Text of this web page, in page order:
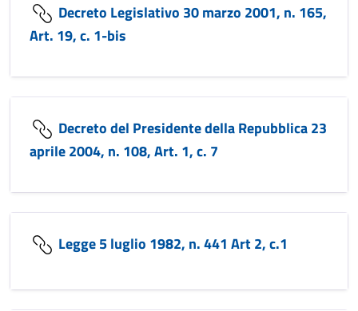
Decreto Legislativo 30 marzo 2001, n. 165,
Art. 19, c. 1-bis
Decreto del Presidente della Repubblica 23
aprile 2004, n. 108, Art. 1, c. 7
Legge 5 luglio 1982, n. 441 Art 2, c.1